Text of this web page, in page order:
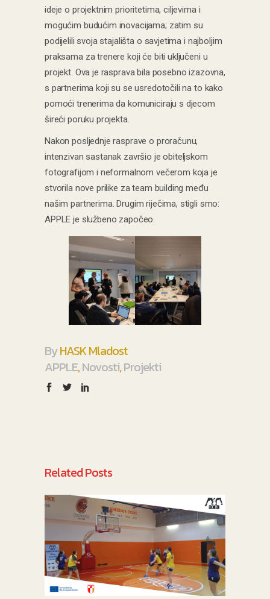
ideje o projektnim prioritetima, ciljevima i
mogućim budućim inovacijama; zatim su
podijelili svoja stajališta o savjetima i najboljim
praksama za trenere koji će biti uključeni u
projekt. Ova je rasprava bila posebno izazovna,
s partnerima koji su se usredotočili na to kako
pomoći trenerima da komuniciraju s djecom
šireći poruku projekta.
Nakon posljednje rasprave o proračunu,
intenzivan sastanak završio je obiteljskom
fotografijom i neformalnom večerom koja je
stvorila nove prilike za team building među
našim partnerima. Drugim riječima, stigli smo:
APPLE je službeno započeo.
ByHASK Mladost
APPLE,Novosti,Projekti
Related Posts